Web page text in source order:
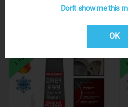
1 ΕΩΣ 3 ΗΜΕΡΕΣ
Don't show me this
OK